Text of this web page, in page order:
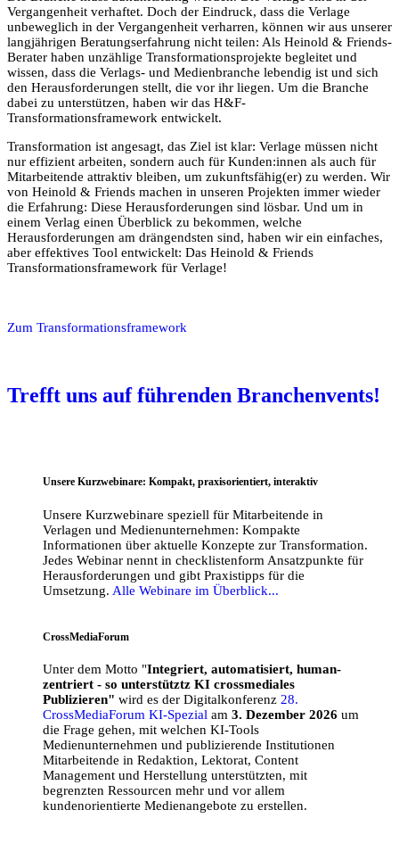
Vergangenheit verhaftet. Doch der Eindruck, dass die Verlage
unbeweglich in der Vergangenheit verharren, können wir aus unserer
langjährigen Beratungserfahrung nicht teilen: Als Heinold & Friends-
Berater haben unzählige Transformationsprojekte begleitet und
wissen, dass die Verlags- und Medienbranche lebendig ist und sich
den Herausforderungen stellt, die vor ihr liegen. Um die Branche
dabei zu unterstützen, haben wir das H&F-
Transformationsframework entwickelt.
Transformation ist angesagt, das Ziel ist klar: Verlage müssen nicht
nur effizient arbeiten, sondern auch für Kunden:innen als auch für
Mitarbeitende attraktiv bleiben, um zukunftsfähig(er) zu werden. Wir
von Heinold & Friends machen in unseren Projekten immer wieder
die Erfahrung: Diese Herausforderungen sind lösbar. Und um in
einem Verlag einen Überblick zu bekommen, welche
Herausforderungen am drängendsten sind, haben wir ein einfaches,
aber effektives Tool entwickelt: Das Heinold & Friends
Transformationsframework für Verlage!
Zum Transformationsframework
Trefft uns auf führenden Branchenvents!
Unsere Kurzwebinare: Kompakt, praxisorientiert, interaktiv
Unsere Kurzwebinare speziell für Mitarbeitende in
Verlagen und Medienunternehmen: Kompakte
Informationen über aktuelle Konzepte zur Transformation.
Jedes Webinar nennt in checklistenform Ansatzpunkte für
Herausforderungen und gibt Praxistipps für die
Umsetzung. Alle Webinare im Überblick...
CrossMediaForum
Unter dem Motto "Integriert, automatisiert, human-
zentriert - so unterstütztz KI crossmediales
Publizieren" wird es der Digitalkonferenz 28.
CrossMediaForum KI-Spezial am 3. Dezember 2026 um
die Frage gehen, mit welchen KI-Tools
Medienunternehmen und publizierende Institutionen
Mitarbeitende in Redaktion, Lektorat, Content
Management und Herstellung unterstützten, mit
begrenzten Ressourcen mehr und vor allem
kundenorientierte Medienangebote zu erstellen.